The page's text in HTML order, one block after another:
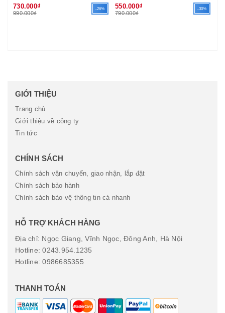
-26% 550.000₫
790.000₫
-30% 780.000₫
890.000₫
GIỚI THIỆU
Trang chủ
Giới thiệu về công ty
Tin tức
CHÍNH SÁCH
Chính sách vận chuyển, giao nhận, lắp đặt
Chính sách bảo hành
Chính sách bảo vệ thông tin cá nhanh
HỖ TRỢ KHÁCH HÀNG
Địa chỉ: Ngọc Giang, Vĩnh Ngọc, Đông Anh, Hà Nội
Hotline: 0243.954.1235
Hotline: 0986685355
THANH TOÁN